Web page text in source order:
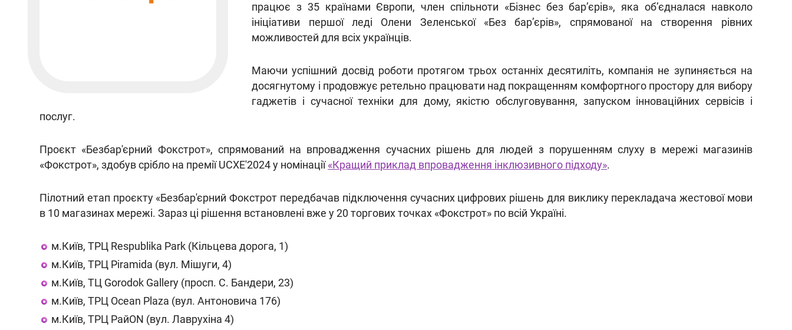
працює з 35 країнами Європи, член спільноти «Бізнес без бар’єрів», яка об’єдналася навколо
ініціативи першої леді Олени Зеленської «Без бар’єрів», спрямованої на створення рівних
можливостей для всіх українців.
Маючи успішний досвід роботи протягом трьох останніх десятиліть, компанія не зупиняється на
досягнутому і продовжує ретельно працювати над покращенням комфортного простору для вибору
гаджетів і сучасної техніки для дому, якістю обслуговування, запуском інноваційних сервісів і
послуг.
Проєкт «Безбар'єрний Фокстрот», спрямований на впровадження сучасних рішень для людей з порушенням слуху в мережі магазинів
«Фокстрот», здобув срібло на премії UCXE'2024 у номінації«Кращий приклад впровадження інклюзивного підходу».
Пілотний етап проєкту «Безбар'єрний Фокстрот передбачав підключення сучасних цифрових рішень для виклику перекладача жестової мови
в 10 магазинах мережі. Зараз ці рішення встановлені вже у 20 торгових точках «Фокстрот» по всій Україні.
м.Київ, ТРЦ Respublika Park (Кільцева дорога, 1)
м.Київ, ТРЦ Piramida (вул. Мішуги, 4)
м.Київ, ТЦ Gorodok Gallery (просп. С. Бандери, 23)
м.Київ, ТРЦ Ocean Plaza (вул. Антоновича 176)
м.Київ, ТРЦ РайON (вул. Лаврухіна 4)